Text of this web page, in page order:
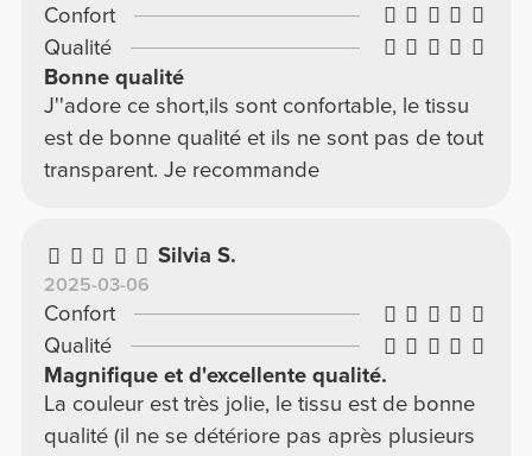
Confort
Qualité
Bonne qualité
J''adore ce short,ils sont confortable, le tissu
est de bonne qualité et ils ne sont pas de tout
transparent. Je recommande
Silvia S.
2025-03-06
Confort
Qualité
Magnifique et d'excellente qualité.
La couleur est très jolie, le tissu est de bonne
qualité (il ne se détériore pas après plusieurs